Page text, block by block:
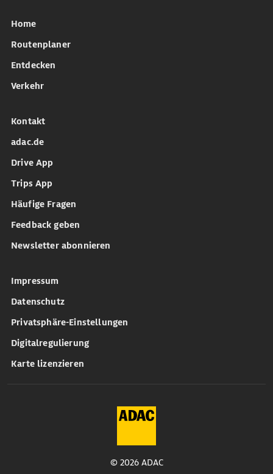
Home
Routenplaner
Entdecken
Verkehr
Kontakt
adac.de
Drive App
Trips App
Häufige Fragen
Feedback geben
Newsletter abonnieren
Impressum
Datenschutz
Privatsphäre-Einstellungen
Digitalregulierung
Karte lizenzieren
© 2026 ADAC